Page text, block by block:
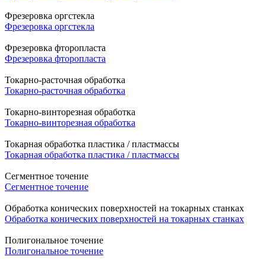
Фрезеровка оргстекла
Фрезеровка оргстекла
Фрезеровка фторопласта
Фрезеровка фторопласта
Токарно-расточная обработка
Токарно-расточная обработка
Токарно-винторезная обработка
Токарно-винторезная обработка
Токарная обработка пластика / пластмассы
Токарная обработка пластика / пластмассы
Сегментное точение
Сегментное точение
Обработка конических поверхностей на токарных станках
Обработка конических поверхностей на токарных станках
Полигональное точение
Полигональное точение